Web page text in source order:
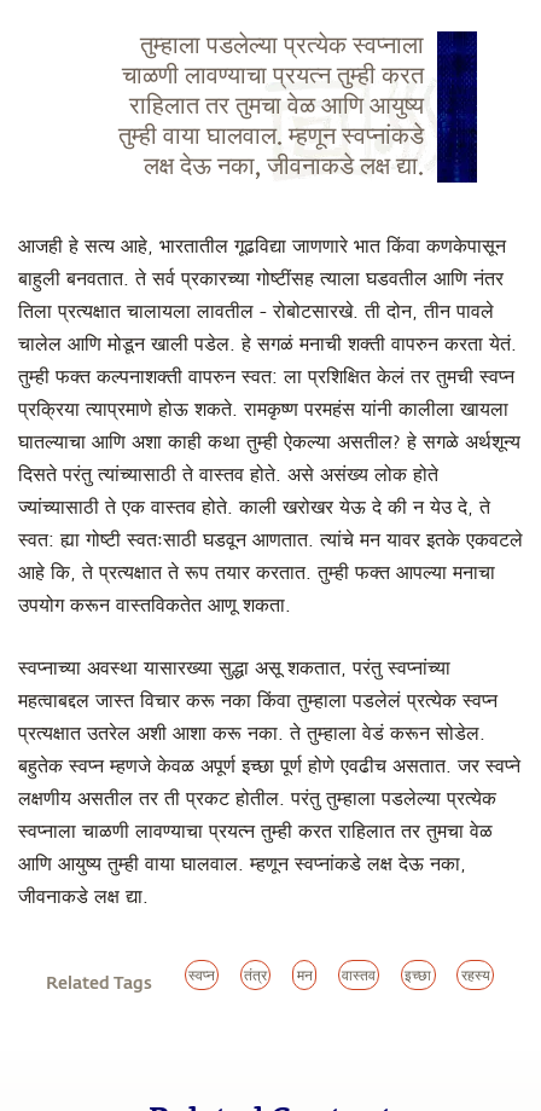
तुम्हाला पडलेल्या प्रत्येक स्वप्नाला
चाळणी लावण्याचा प्रयत्न तुम्ही करत
राहिलात तर तुमचा वेळ आणि आयुष्य
तुम्ही वाया घालवाल. म्हणून स्वप्नांकडे
लक्ष देऊ नका, जीवनाकडे लक्ष द्या.
आजही हे सत्य आहे, भारतातील गूढविद्या जाणणारे भात किंवा कणकेपासून
बाहुली बनवतात. ते सर्व प्रकारच्या गोष्टींसह त्याला घडवतील आणि नंतर
तिला प्रत्यक्षात चालायला लावतील - रोबोटसारखे. ती दोन, तीन पावले
चालेल आणि मोडून खाली पडेल. हे सगळं मनाची शक्ती वापरुन करता येतं.
तुम्ही फक्त कल्पनाशक्ती वापरुन स्वत: ला प्रशिक्षित केलं तर तुमची स्वप्न
प्रक्रिया त्याप्रमाणे होऊ शकते. रामकृष्ण परमहंस यांनी कालीला खायला
घातल्याचा आणि अशा काही कथा तुम्ही ऐकल्या असतील? हे सगळे अर्थशून्य
दिसते परंतु त्यांच्यासाठी ते वास्तव होते. असे असंख्य लोक होते
ज्यांच्यासाठी ते एक वास्तव होते. काली खरोखर येऊ दे की न येउ दे, ते
स्वत: ह्या गोष्टी स्वतःसाठी घडवून आणतात. त्यांचे मन यावर इतके एकवटले
आहे कि, ते प्रत्यक्षात ते रूप तयार करतात. तुम्ही फक्त आपल्या मनाचा
उपयोग करून वास्तविकतेत आणू शकता.
स्वप्नाच्या अवस्था यासारख्या सुद्धा असू शकतात, परंतु स्वप्नांच्या
महत्वाबद्दल जास्त विचार करू नका किंवा तुम्हाला पडलेलं प्रत्येक स्वप्न
प्रत्यक्षात उतरेल अशी आशा करू नका. ते तुम्हाला वेडं करून सोडेल.
बहुतेक स्वप्न म्हणजे केवळ अपूर्ण इच्छा पूर्ण होणे एवढीच असतात. जर स्वप्ने
लक्षणीय असतील तर ती प्रकट होतील. परंतु तुम्हाला पडलेल्या प्रत्येक
स्वप्नाला चाळणी लावण्याचा प्रयत्न तुम्ही करत राहिलात तर तुमचा वेळ
आणि आयुष्य तुम्ही वाया घालवाल. म्हणून स्वप्नांकडे लक्ष देऊ नका,
जीवनाकडे लक्ष द्या.
Related Tags स्वप्न तंत्र मन वास्तव इच्छा रहस्य